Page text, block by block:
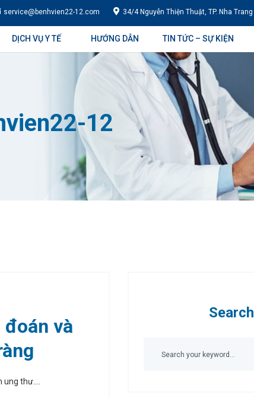
service@benhvien22-12.com 34/4 Nguyễn Thiện Thuật, TP. Nha Trang
DỊCH VỤ Y TẾ HƯỚNG DẪN TIN TỨC – SỰ KIỆN
12
và
thư....
Search